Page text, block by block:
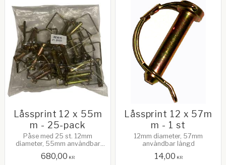
Låssprint 12 x 55m
m - 25-pack
Påse med 25 st. 12mm
diameter, 55mm användbar
680,00 KR
Låssprint 12 x 57m
m - 1 st
12mm diameter, 57mm
användbar längd
14,00 KR